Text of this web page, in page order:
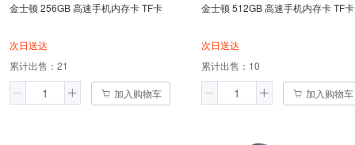
金士顿 256GB 高速手机内存卡 TF卡
次日送达
累计出售： 21
加入购物车
金士顿 512GB 高速手机内存卡 TF卡
次日送达
累计出售： 10
加入购物车